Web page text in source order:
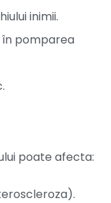
inimii.
pomparea
poate afecta: